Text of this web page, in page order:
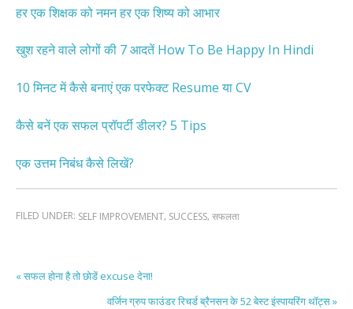
हर एक शिक्षक को नमन हर एक शिष्य को आभार
खुश रहने वाले लोगों की 7 आदतें How To Be Happy In Hindi
10 मिनट में कैसे बनाएं एक परफेक्ट Resume या CV
कैसे बनें एक सफल प्रॉपर्टी डीलर? 5 Tips
एक उत्तम निबंध कैसे लिखें?
FILED UNDER: SELF IMPROVEMENT, SUCCESS, सफलता
« सफल होना है तो छोडें excuse देना!
वर्जिन ग्रुप फाउंडर रिचर्ड ब्रैनसन के 52 बेस्ट इंस्पायरिंग थॉट्स »